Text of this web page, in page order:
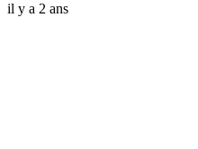
il y a 2 ans